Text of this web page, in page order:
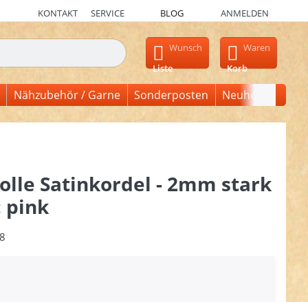
KONTAKT SERVICE BLOG ANMELDEN
erscheinen automatisch erste Ergebnisse. Drücken Sie die
Wunsch
Liste
Waren
Korb
Nähzubehör / Garne Sonderposten Neuheiten
Satinkordel - 2mm stark
pink